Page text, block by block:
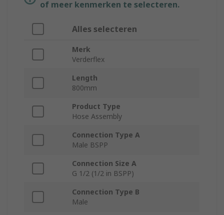
of meer kenmerken te selecteren.
Alles selecteren
Merk
Verderflex
Length
800mm
Product Type
Hose Assembly
Connection Type A
Male BSPP
Connection Size A
G 1/2 (1/2 in BSPP)
Connection Type B
Male